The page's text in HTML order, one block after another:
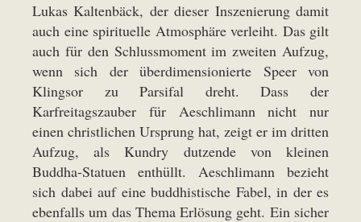
Lukas Kaltenbäck, der dieser Inszenierung damit
auch eine spirituelle Atmosphäre verleiht. Das gilt
auch für den Schlussmoment im zweiten Aufzug,
wenn sich der überdimensionierte Speer von
Klingsor zu Parsifal dreht. Dass der
Karfreitagszauber für Aeschlimann nicht nur
einen christlichen Ursprung hat, zeigt er im dritten
Aufzug, als Kundry dutzende von kleinen
Buddha-Statuen enthüllt. Aeschlimann bezieht
sich dabei auf eine buddhistische Fabel, in der es
ebenfalls um das Thema Erlösung geht. Ein sicher